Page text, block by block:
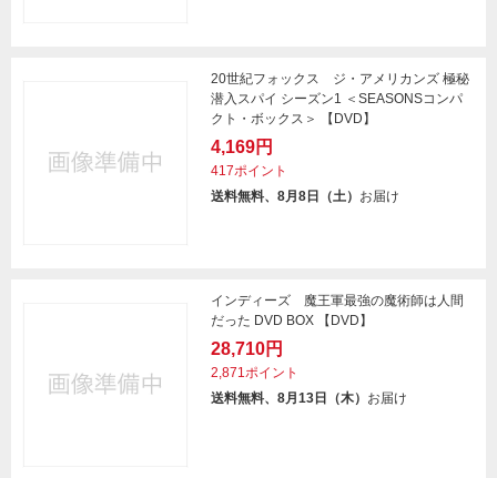
20世紀フォックス ジ・アメリカンズ 極秘
潜入スパイ シーズン1 ＜SEASONSコンパ
クト・ボックス＞ 【DVD】
4,169円
417ポイント
送料無料、8月8日（土） お届け
インディーズ 魔王軍最強の魔術師は人間
だった DVD BOX 【DVD】
28,710円
2,871ポイント
送料無料、8月13日（木） お届け